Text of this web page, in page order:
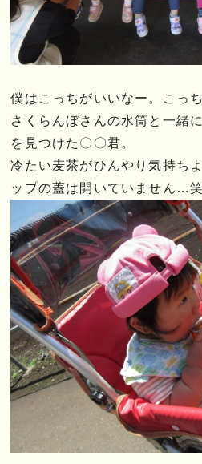
僕はこっちがいいなー。こっ
さくらんぼさんの水筒と一緒
を見つけた〇〇君。
冷たい麦茶がひんやり気持ち
ップの蓋は開いていません…